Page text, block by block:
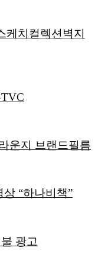
치컬렉션벽지
운지 브랜드필름
“하나비책”
광고